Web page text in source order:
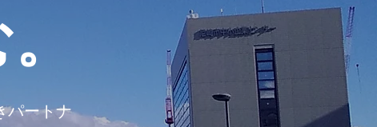
パートナ